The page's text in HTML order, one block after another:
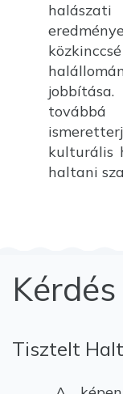
halászati
továbbá
kulturális
haltani
Tisztelt